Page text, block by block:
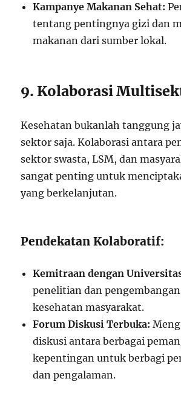
Kampanye Makanan Sehat:
tentang pentingnya gizi dan
makanan dari sumber lokal.
9. Kolaborasi
Kesehatan bukanlah tanggung
sektor saja. Kolaborasi antara
sektor swasta, LSM, dan
sangat penting untuk
yang berkelanjutan.
Pendekatan Kolaboratif:
Kemitraan dengan
penelitian dan
kesehatan masyarakat.
Forum Diskusi Terbuka:
diskusi antara berbagai
kepentingan untuk berbagi
dan pengalaman.